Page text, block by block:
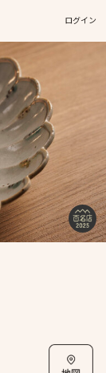
ログイン